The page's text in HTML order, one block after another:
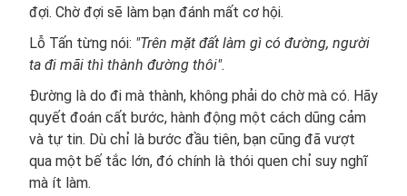
đợi. Chờ đợi sẽ làm bạn đánh mất cơ hội.
Lỗ Tấn từng nói: "Trên mặt đất làm gì có đường, người
ta đi mãi thì thành đường thôi".
Đường là do đi mà thành, không phải do chờ mà có. Hãy
quyết đoán cất bước, hành động một cách dũng cảm
và tự tin. Dù chỉ là bước đầu tiên, bạn cũng đã vượt
qua một bế tắc lớn, đó chính là thói quen chỉ suy nghĩ
mà ít làm.